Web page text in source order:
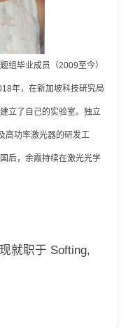
组毕业成员（2009至今）
年，在新加坡科技研究局
立了自己的实验室。独立
高功率激光器的研发工
后，余霞持续在激光光学
就职于 Softing,